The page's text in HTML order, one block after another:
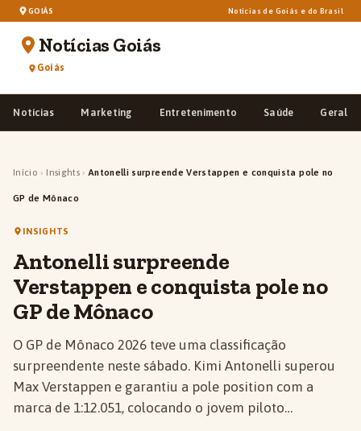
GOIÁS Notícias de Goiás e do Brasil
Notícias Goiás
Goiás
Notícias Marketing Entretenimento Saúde Geral
Início › Insights › Antonelli surpreende Verstappen e conquista pole no
GP de Mônaco
INSIGHTS
Antonelli surpreende
Verstappen e conquista pole no
GP de Mônaco
O GP de Mônaco 2026 teve uma classificação
surpreendente neste sábado. Kimi Antonelli superou
Max Verstappen e garantiu a pole position com a
marca de 1:12.051, colocando o jovem piloto…